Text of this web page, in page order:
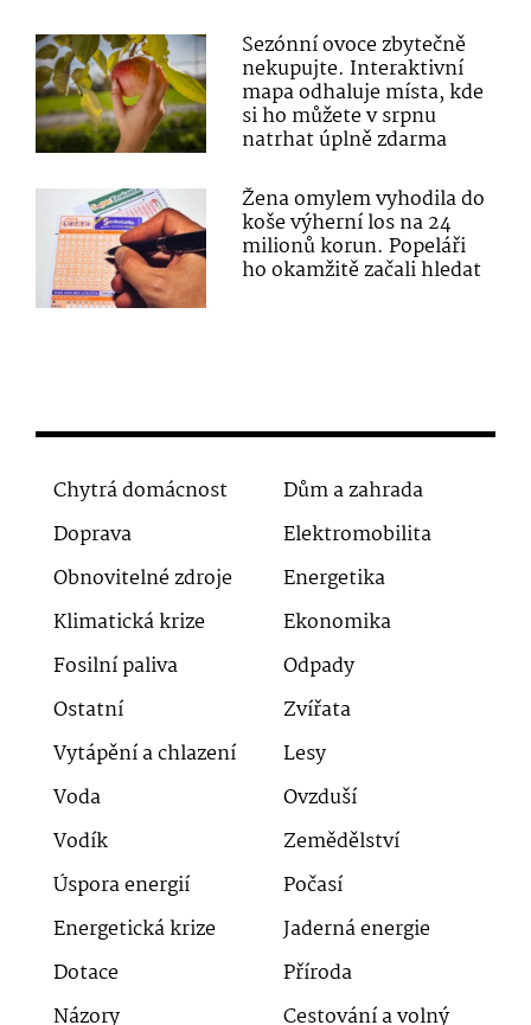
Sezónní ovoce zbytečně
nekupujte. Interaktivní
mapa odhaluje místa, kde
si ho můžete v srpnu
natrhat úplně zdarma
Žena omylem vyhodila do
koše výherní los na 24
milionů korun. Popeláři
ho okamžitě začali hledat
Chytrá domácnost
Dům a zahrada
Doprava
Elektromobilita
Obnovitelné zdroje
Energetika
Klimatická krize
Ekonomika
Fosilní paliva
Odpady
Ostatní
Zvířata
Vytápění a chlazení
Lesy
Voda
Ovzduší
Vodík
Zemědělství
Úspora energií
Počasí
Energetická krize
Jaderná energie
Dotace
Příroda
Názory
Cestování a volný